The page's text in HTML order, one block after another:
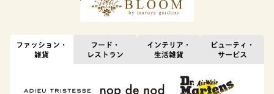
ファッション・
雑貨
フード・
レストラン
インテリア・
生活雑貨
ビューティ・
サービス